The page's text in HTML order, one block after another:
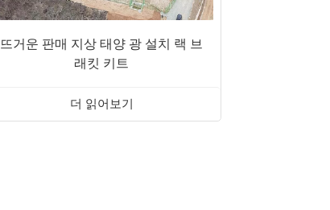
뜨거운 판매 지상 태양 광 설치 랙 브
래킷 키트
더 읽어보기